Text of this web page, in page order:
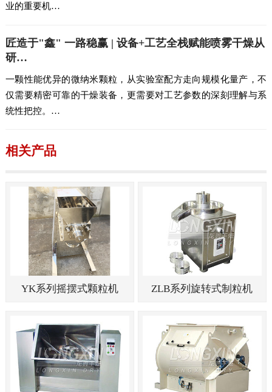
业的重要机…
匠造于"鑫" 一路稳赢 | 设备+工艺全栈赋能喷雾干燥从
研…
一颗性能优异的微纳米颗粒，从实验室配方走向规模化量产，不
仅需要精密可靠的干燥装备，更需要对工艺参数的深刻理解与系
统性把控。…
相关产品
YK系列摇摆式颗粒机 ZLB系列旋转式制粒机